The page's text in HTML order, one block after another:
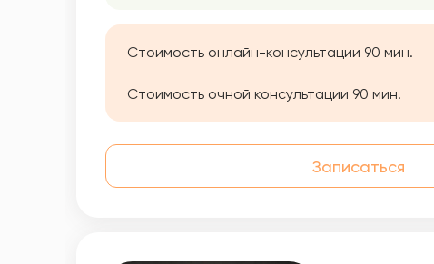
Стоимость онлайн-консультации 90 мин.
Стоимость очной консультации 90 мин.
Записаться